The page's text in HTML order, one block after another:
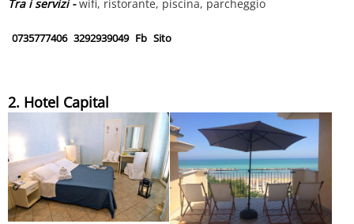
Tra i servizi -wifi, ristorante, piscina, parcheggio
0735777406 3292939049 Fb Sito
2. Hotel Capital